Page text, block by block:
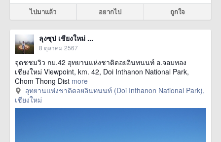
ไปมาแล้ว อยากไป ถูกใจ
ลุงซุป เชียงใหม่ ...
8 ตุลาคม 2567
จุดชชมวิว กม.42 อุทยานแห่งชาติดอยอินทนนท์ อ.จอมทอง
เชียงใหม่ Viewpoint, km. 42, Doi Inthanon National Park,
Chom Thong Dist more
อุทยานแห่งชาติดอยอินทนนท์ (Doi Inthanon National Park),
เชียงใหม่